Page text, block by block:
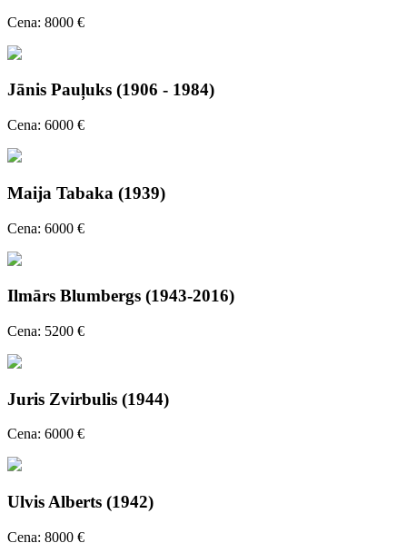
Cena: 8000 €
Jānis Pauļuks (1906 - 1984)
Cena: 6000 €
Maija Tabaka (1939)
Cena: 6000 €
Ilmārs Blumbergs (1943-2016)
Cena: 5200 €
Juris Zvirbulis (1944)
Cena: 6000 €
Ulvis Alberts (1942)
Cena: 8000 €